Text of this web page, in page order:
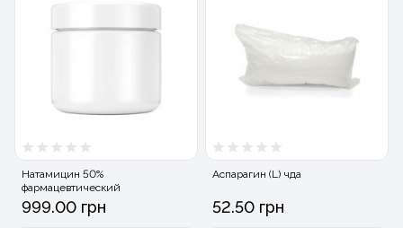
Натамицин 50%
фармацевтический
999.00 грн
Аспарагин (L) чда
52.50 грн